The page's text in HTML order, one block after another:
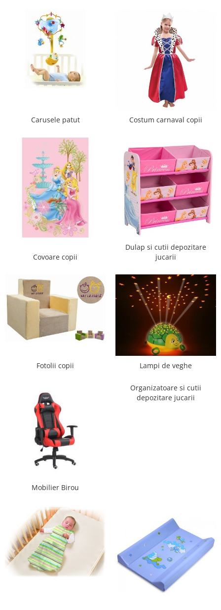
Dulap si cutii depozitare jucarii
Fotolii copii
Lampi de veghe
Mobilier Birou
Sac de dormit copii
Sac de dormit 60 cm
Sac de dormit 80 cm
Sac de dormit 100 cm
Sac de dormit 110 cm
Sac de dormit 120 cm
Sac de dormit 130 cm
Sac de dormit 140 cm
Sac de dormit 150 cm
Sac de dormit tineret
Saltele de infasat
Carusele patut Costum carnaval copii
Covoare copii
Dulap si cutii depozitare
jucarii
Fotolii copii Lampi de veghe
Mobilier Birou
Organizatoare si cutii
depozitare jucarii